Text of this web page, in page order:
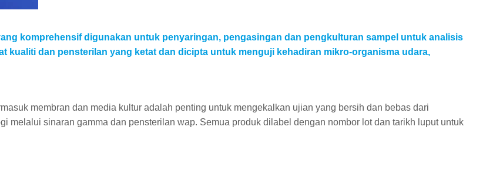
komprehensif digunakan untuk penyaringan, pengasingan dan pengkulturan sampel untuk analisis
kualiti dan pensterilan yang ketat dan dicipta untuk menguji kehadiran mikro-organisma udara,
membran dan media kultur adalah penting untuk mengekalkan ujian yang bersih dan bebas dari
melalui sinaran gamma dan pensterilan wap. Semua produk dilabel dengan nombor lot dan tarikh luput untuk